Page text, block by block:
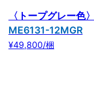
〈トープグレー色〉
ME6131-12MGR
¥49,800/梱